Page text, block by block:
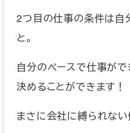
2つ目の仕事の条件は自
と。
自分のペースで仕事が
決めることができます！
まさに会社に縛られない